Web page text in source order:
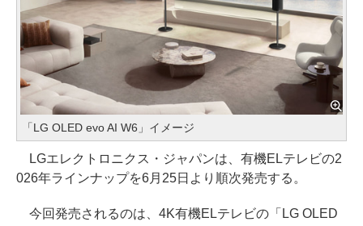
「LG OLED evo AI W6」イメージ
LGエレクトロニクス・ジャパンは、有機ELテレビの2
026年ラインナップを6月25日より順次発売する。
今回発売されるのは、4K有機ELテレビの「LG OLED